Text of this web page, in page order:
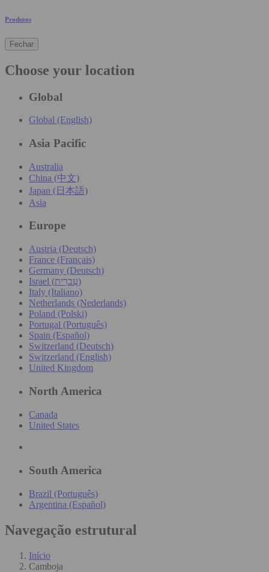
Produtos
Fechar
Choose your location
Global
Global (English)
Asia Pacific
Australia
China (中文)
Japan (日本語)
Asia
Europe
Austria (Deutsch)
France (Français)
Germany (Deutsch)
Israel (עִברִית)
Italy (Italiano)
Netherlands (Nederlands)
Poland (Polski)
Portugal (Português)
Spain (Español)
Switzerland (Deutsch)
Switzerland (English)
United Kingdom
North America
Canada
United States
South America
Brazil (Português)
Argentina (Español)
Navegação estrutural
Início
Camboja